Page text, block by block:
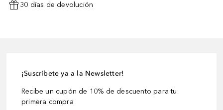
30 días de devolución
¡Suscríbete ya a la Newsletter!
Recibe un cupón de 10% de descuento para tu
primera compra